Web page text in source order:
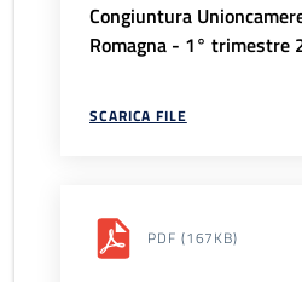
Congiuntura
Romagna - 1° trimestre
SCARICA FILE
PDF (167KB)